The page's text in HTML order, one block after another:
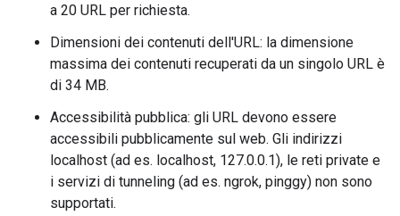
a 20 URL per richiesta.
Dimensioni dei contenuti dell'URL: la dimensione
massima dei contenuti recuperati da un singolo URL è
di 34 MB.
Accessibilità pubblica: gli URL devono essere
accessibili pubblicamente sul web. Gli indirizzi
localhost (ad es. localhost, 127.0.0.1), le reti private e
i servizi di tunneling (ad es. ngrok, pinggy) non sono
supportati.